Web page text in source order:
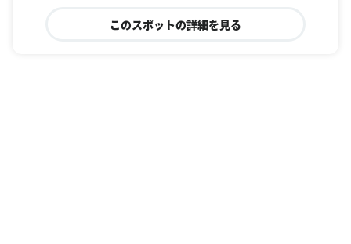
このスポットの詳細を見る